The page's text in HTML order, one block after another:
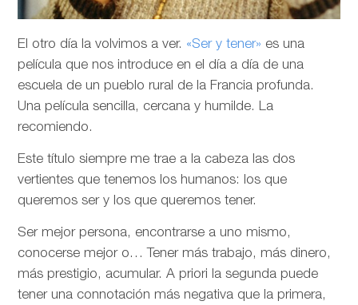
El otro día la volvimos a ver. «Ser y tener» es una
película que nos introduce en el día a día de una
escuela de un pueblo rural de la Francia profunda.
Una película sencilla, cercana y humilde. La
recomiendo.
Este título siempre me trae a la cabeza las dos
vertientes que tenemos los humanos: los que
queremos ser y los que queremos tener.
Ser mejor persona, encontrarse a uno mismo,
conocerse mejor o… Tener más trabajo, más dinero,
más prestigio, acumular. A priori la segunda puede
tener una connotación más negativa que la primera,